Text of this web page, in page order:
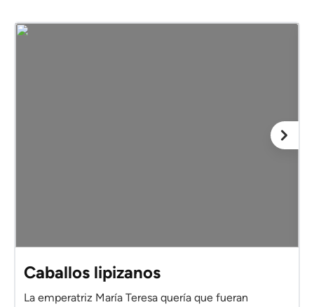
Caballos lipizanos
La emperatriz María Teresa quería que fueran